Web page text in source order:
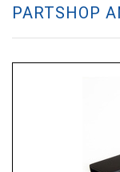
PARTSHOP